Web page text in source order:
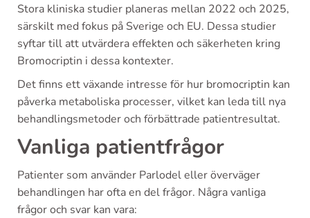
Stora kliniska studier planeras mellan 2022 och 2025,
särskilt med fokus på Sverige och EU. Dessa studier
syftar till att utvärdera effekten och säkerheten kring
Bromocriptin i dessa kontexter.
Det finns ett växande intresse för hur bromocriptin kan
påverka metaboliska processer, vilket kan leda till nya
behandlingsmetoder och förbättrade patientresultat.
Vanliga patientfrågor
Patienter som använder Parlodel eller överväger
behandlingen har ofta en del frågor. Några vanliga
frågor och svar kan vara: